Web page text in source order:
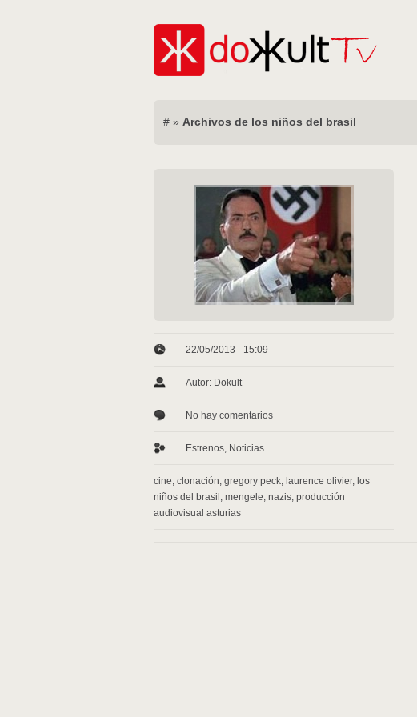
# » Archivos de los niños del brasil
22/05/2013 - 15:09
Autor: Dokult
No hay comentarios
Estrenos, Noticias
cine, clonación, gregory peck, laurence olivier, los
niños del brasil , mengele, nazis, producción
audiovisual asturias